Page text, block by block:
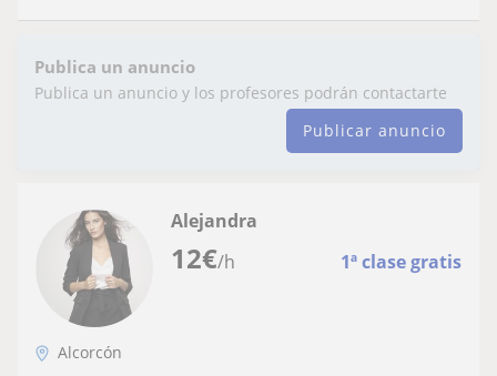
Publica un anuncio
Publica un anuncio y los profesores podrán contactarte
Publicar anuncio
12€/h 1ª clase gratis
Alejandra
Alcorcón